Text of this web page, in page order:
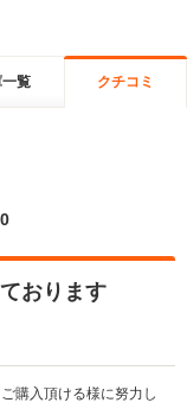
覧 クチコミ
おります
購入頂ける様に努力し